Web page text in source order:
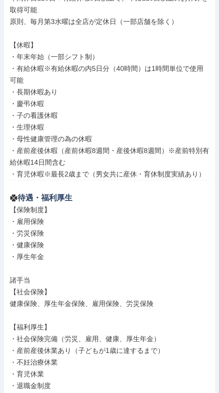
取得可能
原則、毎月第3水曜は全店が定休日（一部店舗を除く）
【休暇】
・年末年始（一部シフト制）
・有給休暇※有給休暇の内5日分（40時間）は1時間単位で使用
可能
・長期休暇あり
・慶弔休暇
・子の看護休暇
・生理休暇
・母性健康管理の為の休暇
・産前産後休暇（産前休暇8週間・産後休暇8週間）※産前特別有
給休暇14日間含む
・育児休暇※最長2歳まで（男女共に産休・育休制度実績あり）
待遇・福利厚生
【保険制度】
・雇用保険
・労災保険
・健康保険
・厚生年金
諸手当
【社会保険】
健康保険、厚生年金保険、雇用保険、労災保険
【福利厚生】
・社会保険完備（労災、雇用、健康、厚生年金）
・産前産後休業あり（子どもが1歳に達するまで）
・不妊治療休業
・育児休業
・退職金制度